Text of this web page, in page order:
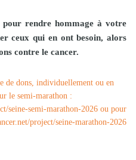
rendre hommage à votre
ceux qui en ont besoin, alors
contre le cancer.
de dons, individuellement ou en
le semi-marathon :
seine-semi-marathon-2026 ou pour
project/seine-marathon-2026